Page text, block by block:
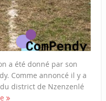
a été donné par son
Comme annoncé il y a
district de Nzenzenlé